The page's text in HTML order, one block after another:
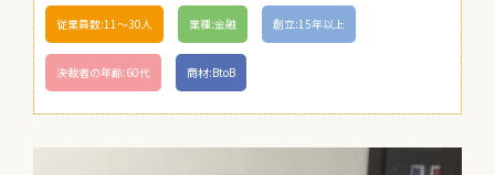
従業員数:11〜30人 業種:金融 創立:15年以上
決裁者の年齢:60代 商材:BtoB